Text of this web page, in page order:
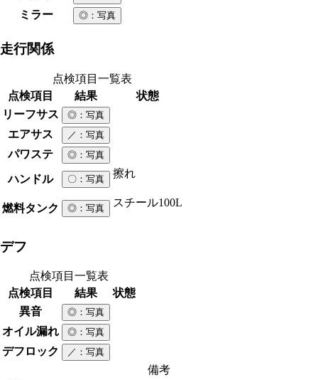
ミラー ◎ ：写真
走行関係
点検項目一覧表
点検項目
結果
状態
リーフサス
◎ ：写真
エアサス ／ ：写真
パワステ ◎ ：写真
ハンドル 〇 ：写真 擦れ
燃料タンク ◎ ：写真 スチール100L
デフ
点検項目一覧表
点検項目
結果
状態
異音
◎ ：写真
オイル漏れ ◎ ：写真
デフロック ／ ：写真
備考